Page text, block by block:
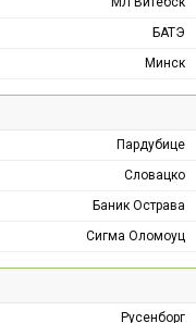
БАТЭ
Минск
Пардубице
Словацко
Баник Острава
Сигма Оломоуц
Русенборг